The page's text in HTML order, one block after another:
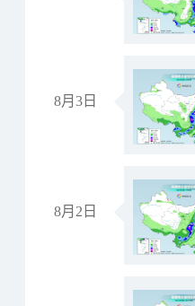
8月3日
8月2日